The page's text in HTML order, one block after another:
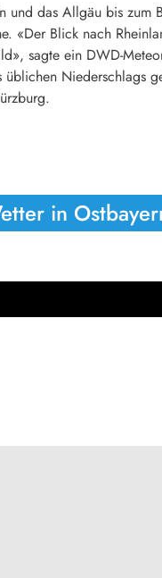
und das Allgäu bis zum
«Der Blick nach
sagte ein DWD-
üblichen Niederschlags
in